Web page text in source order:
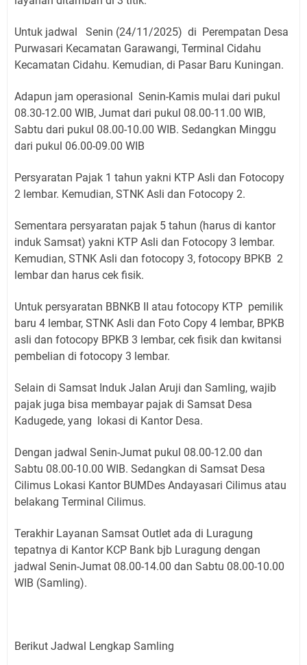
Untuk jadwal Senin (24/11/2025) di Perempatan Desa
Purwasari Kecamatan Garawangi, Terminal Cidahu
Kecamatan Cidahu. Kemudian, di Pasar Baru Kuningan.
Adapun jam operasional Senin-Kamis mulai dari pukul
08.30-12.00 WIB, Jumat dari pukul 08.00-11.00 WIB,
Sabtu dari pukul 08.00-10.00 WIB. Sedangkan Minggu
dari pukul 06.00-09.00 WIB
Persyaratan Pajak 1 tahun yakni KTP Asli dan Fotocopy
2 lembar. Kemudian, STNK Asli dan Fotocopy 2.
Sementara persyaratan pajak 5 tahun (harus di kantor
induk Samsat) yakni KTP Asli dan Fotocopy 3 lembar.
Kemudian, STNK Asli dan fotocopy 3, fotocopy BPKB 2
lembar dan harus cek fisik.
Untuk persyaratan BBNKB II atau fotocopy KTP pemilik
baru 4 lembar, STNK Asli dan Foto Copy 4 lembar, BPKB
asli dan fotocopy BPKB 3 lembar, cek fisik dan kwitansi
pembelian di fotocopy 3 lembar.
Selain di Samsat Induk Jalan Aruji dan Samling, wajib
pajak juga bisa membayar pajak di Samsat Desa
Kadugede, yang lokasi di Kantor Desa.
Dengan jadwal Senin-Jumat pukul 08.00-12.00 dan
Sabtu 08.00-10.00 WIB. Sedangkan di Samsat Desa
Cilimus Lokasi Kantor BUMDes Andayasari Cilimus atau
belakang Terminal Cilimus.
Terakhir Layanan Samsat Outlet ada di Luragung
tepatnya di Kantor KCP Bank bjb Luragung dengan
jadwal Senin-Jumat 08.00-14.00 dan Sabtu 08.00-10.00
WIB (Samling).
Berikut Jadwal Lengkap Samling